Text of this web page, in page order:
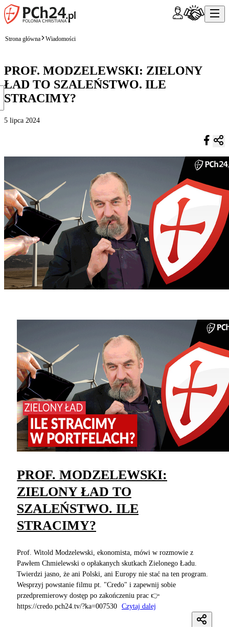
Strona główna Wiadomości
PROF. MODZELEWSKI: ZIELONY
ŁAD TO SZALEŃSTWO. ILE
STRACIMY?
5 lipca 2024
PROF. MODZELEWSKI:
ZIELONY ŁAD TO
SZALEŃSTWO. ILE
STRACIMY?
Prof. Witold Modzelewski, ekonomista, mówi w rozmowie z
Pawłem Chmielewski o opłakanych skutkach Zielonego Ładu.
Twierdzi jasno, że ani Polski, ani Europy nie stać na ten program.
Wesprzyj powstanie filmu pt. "Credo" i zapewnij sobie
przedpremierowy dostęp po zakończeniu prac 👉
https://credo.pch24.tv/?ka=007530 Czytaj dalej